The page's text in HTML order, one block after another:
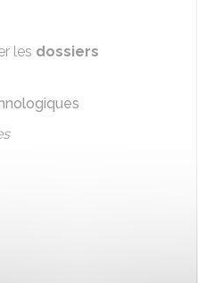
les dossiers